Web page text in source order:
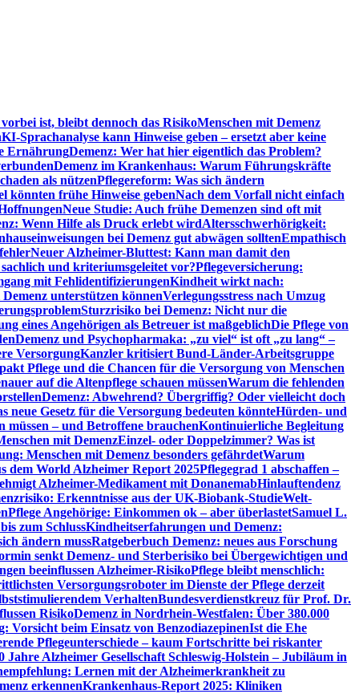
ist, bleibt dennoch das RisikoMenschen mit Demenz
KI-Sprachanalyse kann Hinweise geben – ersetzt aber keine
ErnährungDemenz: Wer hat hier eigentlich das Problem?
Demenz im Krankenhaus: Warum Führungskräfte
als nützenPflegereform: Was sich ändern
könnten frühe Hinweise gebenNach dem Vorfall nicht einfach
Neue Studie: Auch frühe Demenzen sind oft mit
Wenn Hilfe als Druck erlebt wirdAltersschwerhörigkeit:
bei Demenz gut abwägen solltenEmpathisch
Neuer Alzheimer-Bluttest: Kann man damit den
und kriteriumsgeleitet vor?Pflegeversicherung:
mit FehlidentifizierungenKindheit wirkt nach:
unterstützen könnenVerlegungsstress nach Umzug
Sturzrisiko bei Demenz: Nicht nur die
eines Angehörigen als Betreuer ist maßgeblichDie Pflege von
Demenz und Psychopharmaka: „zu viel“ ist oft „zu lang“ –
VersorgungKanzler kritisiert Bund-Länder-Arbeitsgruppe
Pflege und die Chancen für die Versorgung von Menschen
auf die Altenpflege schauen müssenWarum die fehlenden
Demenz: Abwehrend? Übergriffig? Oder vielleicht doch
neue Gesetz für die Versorgung bedeuten könnteHürden- und
– und Betroffene brauchenKontinuierliche Begleitung
mit DemenzEinzel- oder Doppelzimmer? Was ist
Menschen mit Demenz besonders gefährdetWarum
dem World Alzheimer Report 2025Pflegegrad 1 abschaffen –
Alzheimer-Medikament mit DonanemabHinlauftendenz
Erkenntnisse aus der UK-Biobank-StudieWelt-
Pflege Angehörige: Einkommen ok – aber überlastetSamuel L.
zum SchlussKindheitserfahrungen und Demenz:
ändern mussRatgeberbuch Demenz: neues aus Forschung
senkt Demenz- und Sterberisiko bei Übergewichtigen und
beeinflussen Alzheimer-RisikoPflege bleibt menschlich:
Versorgungsroboter im Dienste der Pflege derzeit
VerhaltenBundesverdienstkreuz für Prof. Dr.
RisikoDemenz in Nordrhein-Westfalen: Über 380.000
Vorsicht beim Einsatz von BenzodiazepinenIst die Ehe
Pflegeunterschiede – kaum Fortschritte bei riskanter
Jahre Alzheimer Gesellschaft Schleswig-Holstein – Jubiläum in
Lernen mit der Alzheimerkrankheit zu
erkennenKrankenhaus-Report 2025: Kliniken